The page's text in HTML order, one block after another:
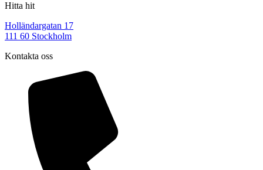
Hitta hit
Holländargatan 17
111 60 Stockholm
Kontakta oss